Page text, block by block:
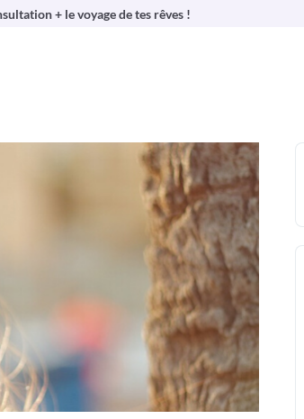
+ le voyage de tes rêves !